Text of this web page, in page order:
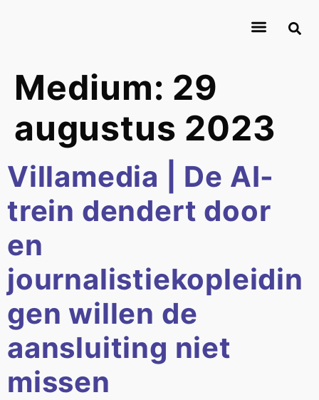
Medium: 29
augustus 2023
Villamedia | De AI-
trein dendert door
en
journalistiekopleidin
gen willen de
aansluiting niet
missen